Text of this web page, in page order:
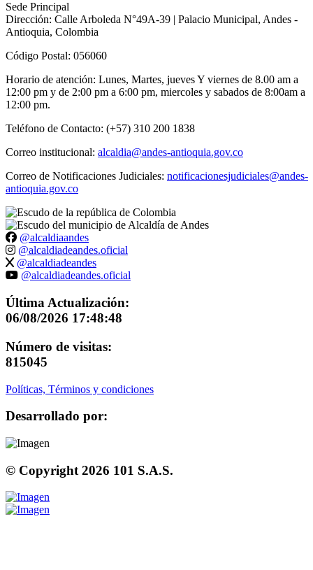
Sede Principal
Dirección: Calle Arboleda N°49A-39 | Palacio Municipal, Andes -
Antioquia, Colombia
Código Postal: 056060
Horario de atención: Lunes, Martes, jueves Y viernes de 8.00 am a
12:00 pm y de 2:00 pm a 6:00 pm, miercoles y sabados de 8:00am a
12:00 pm.
Teléfono de Contacto: (+57) 310 200 1838
Correo institucional: alcaldia@andes-antioquia.gov.co
Correo de Notificaciones Judiciales: notificacionesjudiciales@andes-
antioquia.gov.co
@alcaldiaandes
@alcaldiadeandes.oficial
@alcaldiadeandes
@alcaldiadeandes.oficial
Última Actualización:
06/08/2026 17:48:48
Número de visitas:
815045
Políticas, Términos y condiciones
Desarrollado por:
© Copyright 2026 101 S.A.S.